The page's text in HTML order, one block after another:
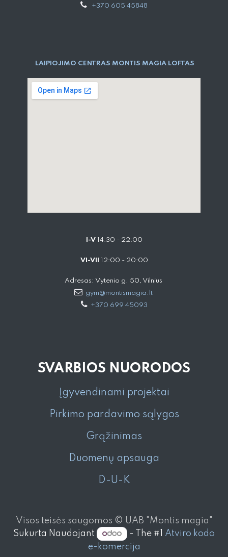
+370 605 45848
LAIPIOJIMO CENTRAS MONTIS MAGIA LOFTAS
I-V14:30 - 22:00
VI-VII 12:00 - 20:00
Adresas: Vytenio g. 50, Vilnius
gym@montismagia.lt
+370 699 45093
SVARBIOS NUORODOS
Įgyvendinami projektai
Pirkimo pardavimo sąlygos
Grąžinimas
Duomenų apsauga
D-U-K
Visos teisės saugomos © UAB "Montis magia"
Sukurta Naudojant
- The #1 Atviro kodo
e-komercija